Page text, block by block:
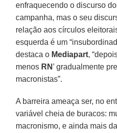
enfraquecendo o discurso
campanha, mas o seu
relação aos círculos
esquerda é um
destaca o Mediapart,
menos RN ’ gradualmente
macronistas”.
A barreira ameaça ser, no
variável cheia de buracos:
macronismo, e ainda mais